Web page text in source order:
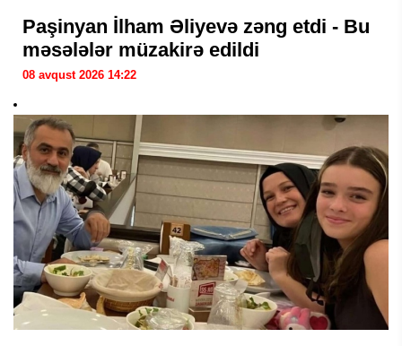
Paşinyan İlham Əliyevə zəng etdi - Bu
məsələlər müzakirə edildi
08 avqust 2026 14:22